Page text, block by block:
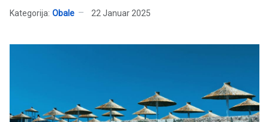
Kategorija: Obale 22 Januar 2025